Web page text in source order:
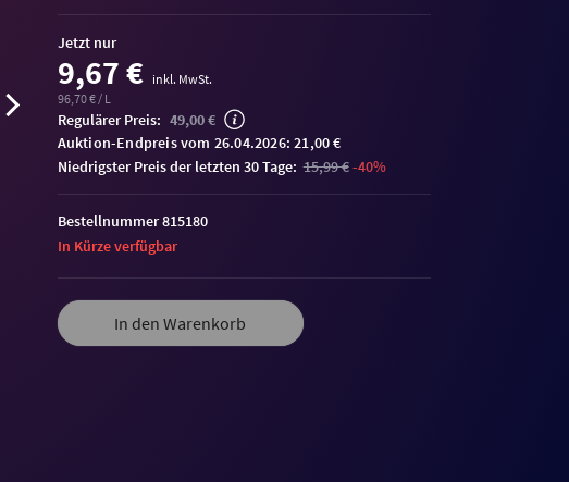
Jetzt nur
9,67 €
inkl. MwSt.
96,70 € / L
Regulärer Preis: 49,00 €
Auktion-Endpreis vom 26.04.2026: 21,00 €
niedrigster Preis der letzten 30 Tage: 15,99 €-40%
In den Warenkorb
Bestellnummer 815180
In Kürze verfügbar